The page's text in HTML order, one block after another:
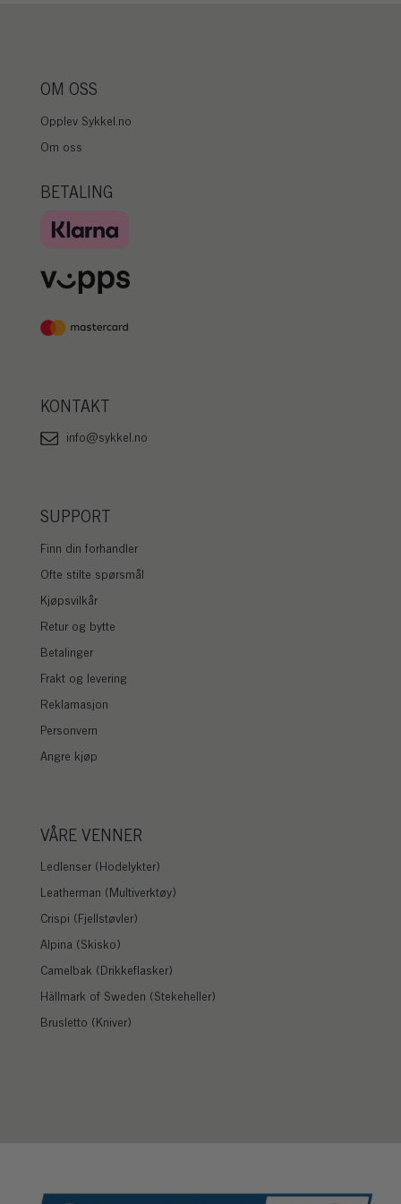
OM OSS
Opplev Sykkel.no
Om oss
BETALING
KONTAKT
info@sykkel.no
SUPPORT
Finn din forhandler
Ofte stilte spørsmål
Kjøpsvilkår
Retur og bytte
Betalinger
Frakt og levering
Reklamasjon
Personvern
Angre kjøp
VÅRE VENNER
Ledlenser (Hodelykter)
Leatherman (Multiverktøy)
Crispi (Fjellstøvler)
Alpina (Skisko)
Camelbak (Drikkeflasker)
Hällmark of Sweden (Stekeheller)
Brusletto (Kniver)